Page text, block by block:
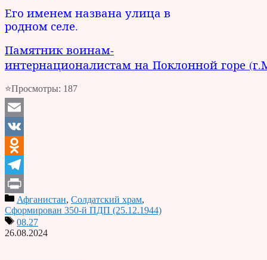
Его именем названа улица в
родном селе.
Памятник воинам-
интернационалистам на Поклонной горе
⭐Просмотры: 187
Email
VK
Odnoklassniki
Telegram
PrintАфганистан, Солдатский храм,
Сформирован 350-й ПДП (25.12.1944)
08.27
26.08.2024